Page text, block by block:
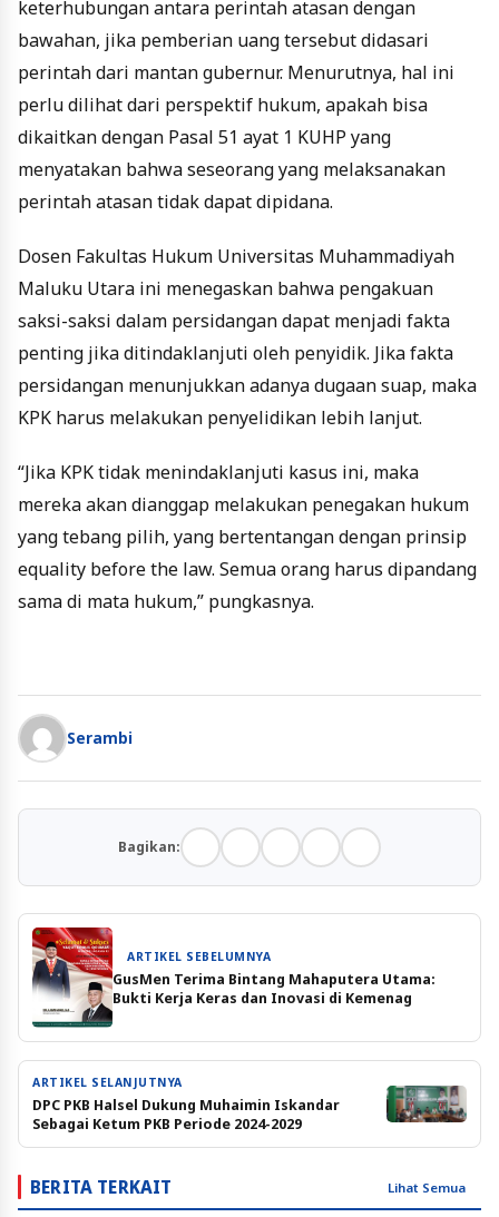
keterhubungan antara perintah atasan dengan
bawahan, jika pemberian uang tersebut didasari
perintah dari mantan gubernur. Menurutnya, hal ini
perlu dilihat dari perspektif hukum, apakah bisa
dikaitkan dengan Pasal 51 ayat 1 KUHP yang
menyatakan bahwa seseorang yang melaksanakan
perintah atasan tidak dapat dipidana.
Dosen Fakultas Hukum Universitas Muhammadiyah
Maluku Utara ini menegaskan bahwa pengakuan
saksi-saksi dalam persidangan dapat menjadi fakta
penting jika ditindaklanjuti oleh penyidik. Jika fakta
persidangan menunjukkan adanya dugaan suap, maka
KPK harus melakukan penyelidikan lebih lanjut.
“Jika KPK tidak menindaklanjuti kasus ini, maka
mereka akan dianggap melakukan penegakan hukum
yang tebang pilih, yang bertentangan dengan prinsip
equality before the law. Semua orang harus dipandang
sama di mata hukum,” pungkasnya.
Serambi
Bagikan:
ARTIKEL SEBELUMNYA
GusMen Terima Bintang Mahaputera Utama:
Bukti Kerja Keras dan Inovasi di Kemenag
ARTIKEL SELANJUTNYA
DPC PKB Halsel Dukung Muhaimin Iskandar
Sebagai Ketum PKB Periode 2024-2029
BERITA TERKAIT Lihat Semua